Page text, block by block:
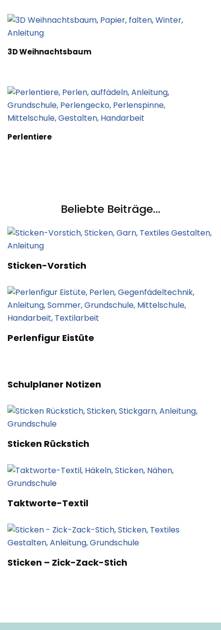
3D Weihnachtsbaum
Perlentiere
Beliebte Beiträge...
Sticken-Vorstich
Perlenfigur Eistüte
Schulplaner Notizen
Sticken Rückstich
Taktworte-Textil
Sticken – Zick-Zack-Stich